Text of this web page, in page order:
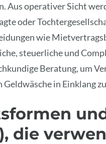
Aus operativer Sicht
oder
wie
steuerliche und
Beratung, um
in Einklang
die